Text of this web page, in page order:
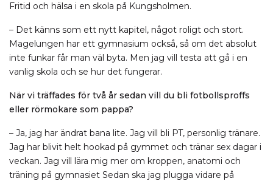
Fritid och hälsa i en skola på Kungsholmen.
– Det känns som ett nytt kapitel, något roligt och stort.
Magelungen har ett gymnasium också, så om det absolut
inte funkar får man väl byta. Men jag vill testa att gå i en
vanlig skola och se hur det fungerar.
När vi träffades för två år sedan vill du bli fotbollsproffs
eller rörmokare som pappa?
– Ja, jag har ändrat bana lite. Jag vill bli PT, personlig tränare.
Jag har blivit helt hookad på gymmet och tränar sex dagar i
veckan. Jag vill lära mig mer om kroppen, anatomi och
träning på gymnasiet Sedan ska jag plugga vidare på